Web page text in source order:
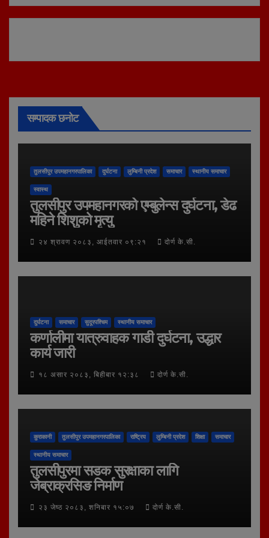
सम्पादक छनोट
तुलसीपुर उपमहानगरपालिका दुर्घटना लुम्बिनी प्रदेश समाचार स्थानीय समाचार
स्वास्थ
तुलसीपुर उपमहानगरको एम्बुलेन्स दुर्घटना, डेढ
महिने शिशुको मृत्यु
२४ श्रावण २०८३, आईतवार ०९:२१ दोर्ण के.सी.
दुर्घटना समाचार सुदूरपश्चिम स्थानीय समाचार
कर्णालीमा यात्रुवाहक गाडी दुर्घटना, उद्धार
कार्य जारी
१८ असार २०८३, बिहीबार १२:३८ दोर्ण के.सी.
कुराकानी तुलसीपुर उपमहानगरपालिका राष्ट्रिय लुम्बिनी प्रदेश शिक्षा समाचार
स्थानीय समाचार
तुलसीपुरमा सडक सुरक्षाका लागि
जेब्राक्रसिङ निर्माण
२३ जेष्ठ २०८३, शनिबार १५:०७ दोर्ण के.सी.